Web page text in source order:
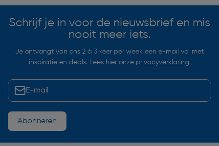
Schrijf je in voor de nieuwsbrief en mis
nooit meer iets.
Je ontvangt van ons 2 à 3 keer per week een e-mail vol met
inspiratie en deals. Lees hier onze privacyverklaring.
Abonneren